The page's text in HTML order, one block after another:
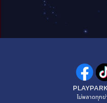
ไม่พลาดทุกข่